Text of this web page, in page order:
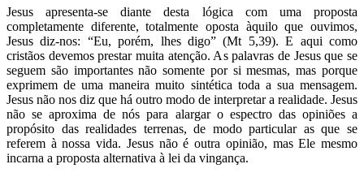
Jesus apresenta-se diante desta lógica com uma proposta
completamente diferente, totalmente oposta àquilo que ouvimos,
Jesus diz-nos: “Eu, porém, lhes digo” (Mt 5,39). E aqui como
cristãos devemos prestar muita atenção. As palavras de Jesus que se
seguem são importantes não somente por si mesmas, mas porque
exprimem de uma maneira muito sintética toda a sua mensagem.
Jesus não nos diz que há outro modo de interpretar a realidade. Jesus
não se aproxima de nós para alargar o espectro das opiniões a
propósito das realidades terrenas, de modo particular as que se
referem à nossa vida. Jesus não é outra opinião, mas Ele mesmo
incarna a proposta alternativa à lei da vingança.